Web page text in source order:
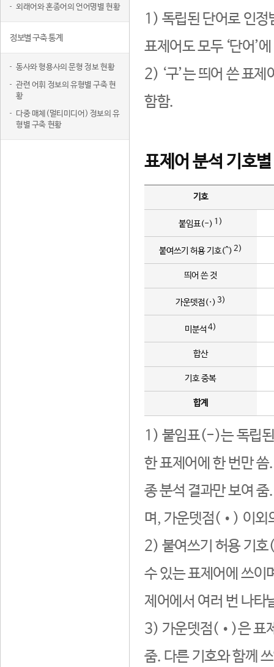
외래어와 혼종어의 언어명별 현황
정보별 구축 통계
동사와 형용사의 문형 정보 현황
관련 어휘 정보의 유형별 구축 현
황
다중 매체(멀티미디어) 정보의 유
형별 구축 현황
1) 독립된 단어로 인정
표제어도 모두 ‘단어’
2) ‘구’는 띄어 쓴 표
함함.
표제어 분석 기호
기호
붙임표(-) 1)
붙여쓰기 허용 기호(^) 2)
띄어 쓴 것
가운뎃점(·) 3)
미분석 4)
합산
기호 중복
합계
1) 붙임표(-)는 독립된
한 표제어에 한 번만
종 분석 결과만 보여
며, 가운뎃점(•) 이외
2) 붙여쓰기 허용 기호
수 있는 표제어에 쓰이
제어에서 여러 번 나타
3) 가운뎃점(•)은 표
줌. 다른 기호와 함께